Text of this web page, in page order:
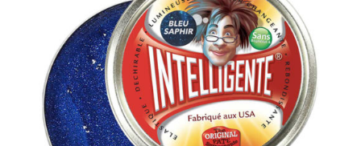
AJOUTER AU PANIER
/
DETAILS